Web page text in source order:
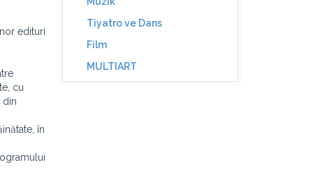
edituri
cu
din
în
Tiyatro ve Dans
Film
MULTIART